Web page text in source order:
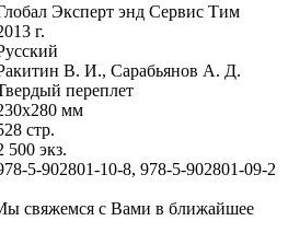
Эксперт энд Сервис Тим
г.
В. И., Сарабьянов А. Д.
переплет
мм
стр.
500 экз.
5-902801-10-8, 978-5-902801-09-2
свяжемся с Вами в ближайшее